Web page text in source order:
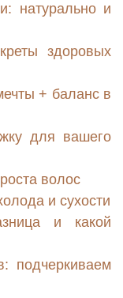
натурально и
здоровых
+ баланс в
для вашего
волос
и сухости
и какой
подчеркиваем